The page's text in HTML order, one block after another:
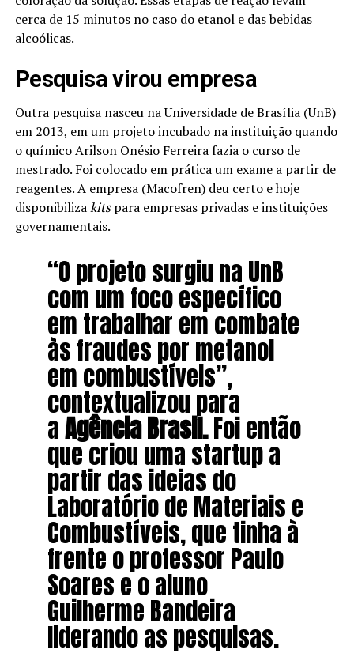
cerca de 15 minutos no caso do etanol e das bebidas
alcoólicas.
Pesquisa virou empresa
Outra pesquisa nasceu na Universidade de Brasília (UnB)
em 2013, em um projeto incubado na instituição quando
o químico Arilson Onésio Ferreira fazia o curso de
mestrado. Foi colocado em prática um exame a partir de
reagentes. A empresa (Macofren) deu certo e hoje
disponibilizakitspara empresas privadas e instituições
governamentais.
“O projeto surgiu na UnB
com um foco específico
em trabalhar em combate
às fraudes por metanol
em combustíveis”,
contextualizou para
aAgência Brasil.Foi então
que criou uma startup a
partir das ideias do
Laboratório de Materiais e
Combustíveis, que tinha à
frente o professor Paulo
Soares e o aluno
Guilherme Bandeira
liderando as pesquisas.